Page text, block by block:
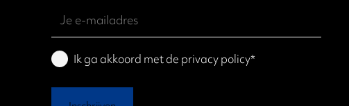
mailadres
(Required)
PrivacyIk ga akkoord met de privacy policy*